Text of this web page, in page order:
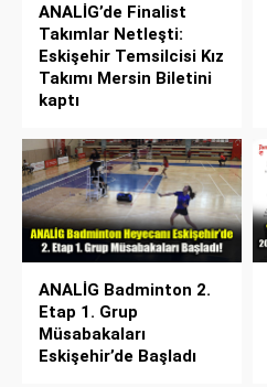
ANALİG’de Finalist
Takımlar Netleşti:
Eskişehir Temsilcisi Kız
Takımı Mersin Biletini
kaptı
ANALİG Badminton 2.
Etap 1. Grup
Müsabakaları
Eskişehir’de Başladı